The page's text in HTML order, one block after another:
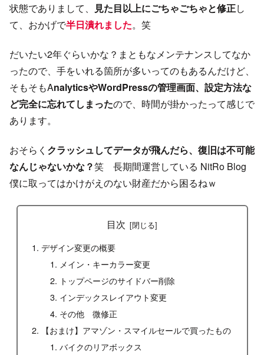
状態でありまして、
見た目以上にごちゃごちゃと修正し
て、おかげで半日潰れました。笑
だいたい2年ぐらいかな？まともなメンテナンスしてなか
ったので、手をいれる箇所が多いってのもあるんだけど、
そもそもAnalyticsやWordPressの管理画面、設定方法な
ど完全に忘れてしまったので、時間が掛かったって感じで
あります。
おそらく クラッシュしてデータが飛んだら、復旧は不可能
なんじゃないかな？笑 長期間運営している NitRo Blog
僕に取ってはかけがえのない財産だから困るねｗ
目次
デザイン変更の概要
メイン・キーカラー変更
トップページのサイドバー削除
インデックスレイアウト変更
その他 微修正
【おまけ】アマゾン・スマイルセールで買ったもの
バイクのリアボックス